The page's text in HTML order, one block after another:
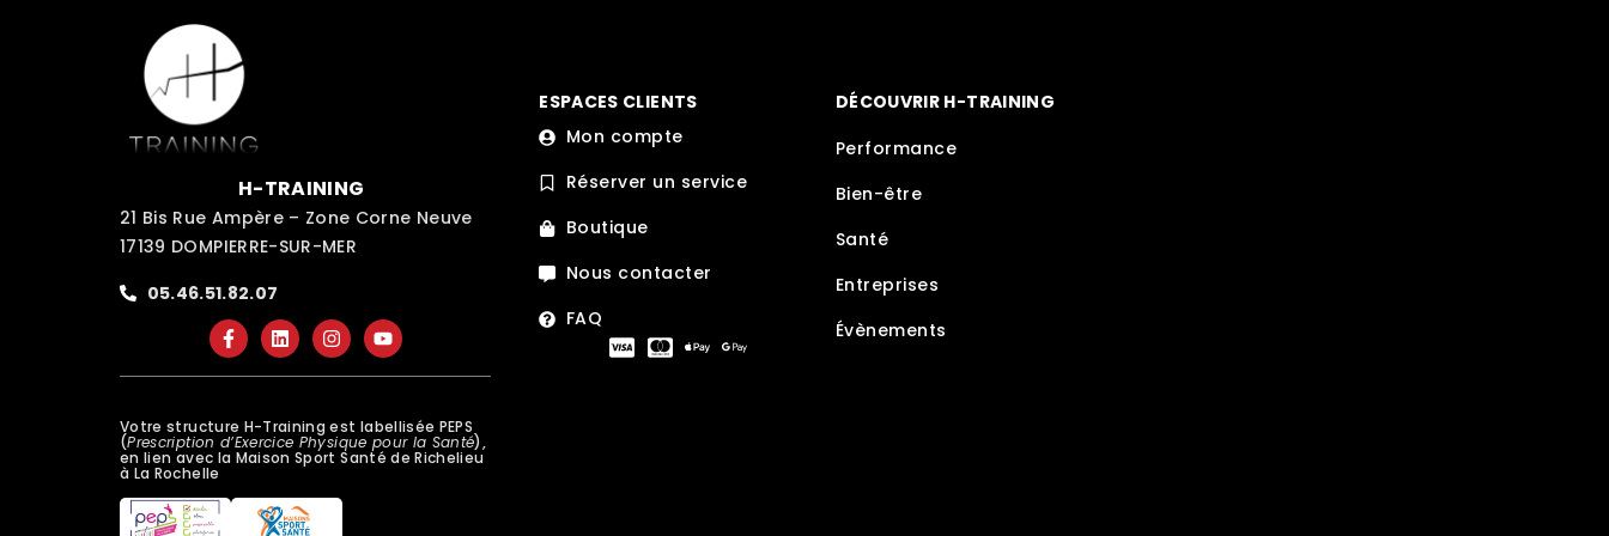
H-TRAINING
21 Bis Rue Ampère – Zone Corne Neuve
17139 DOMPIERRE-SUR-MER
05.46.51.82.07
Votre structure H-Training est labellisée PEPS
(Prescription d’Exercice Physique pour la Santé),
en lien avec la Maison Sport Santé de Richelieu
à La Rochelle
ESPACES CLIENTS
Mon compte
Réserver un service
Boutique
Nous contacter
FAQ
DÉCOUVRIR H-TRAINING
Performance
Bien-être
Santé
Entreprises
Évènements